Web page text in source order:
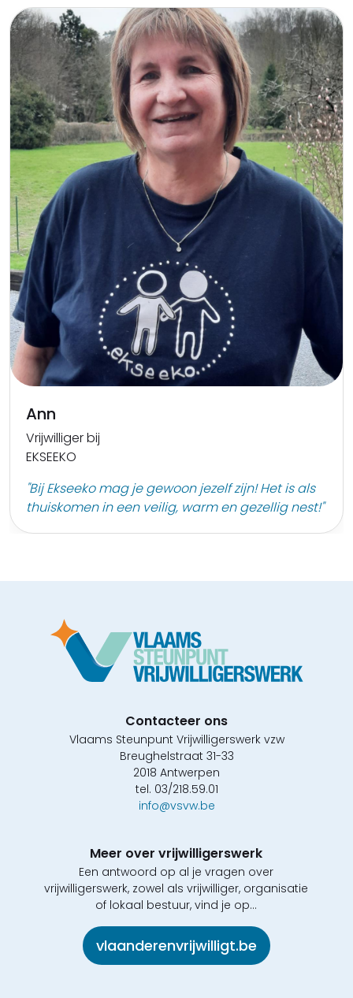
Ann
Vrijwilliger bij
EKSEEKO
"Bij Ekseeko mag je gewoon jezelf zijn! Het is als
thuiskomen in een veilig, warm en gezellig nest!"
Contacteer ons
Vlaams Steunpunt Vrijwilligerswerk vzw
Breughelstraat 31-33
2018 Antwerpen
tel. 03/218.59.01
info@vsvw.be
Meer over vrijwilligerswerk
Een antwoord op al je vragen over
vrijwilligerswerk, zowel als vrijwilliger, organisatie
of lokaal bestuur, vind je op...
vlaanderenvrijwilligt.be